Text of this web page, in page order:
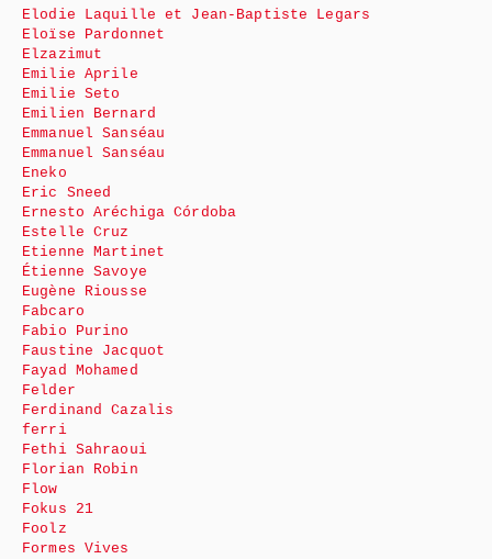
Elodie Laquille et Jean-Baptiste Legars
Eloïse Pardonnet
Elzazimut
Emilie Aprile
Emilie Seto
Emilien Bernard
Emmanuel Sanséau
Emmanuel Sanséau
Eneko
Eric Sneed
Ernesto Aréchiga Córdoba
Estelle Cruz
Etienne Martinet
Étienne Savoye
Eugène Riousse
Fabcaro
Fabio Purino
Faustine Jacquot
Fayad Mohamed
Felder
Ferdinand Cazalis
ferri
Fethi Sahraoui
Florian Robin
Flow
Fokus 21
Foolz
Formes Vives